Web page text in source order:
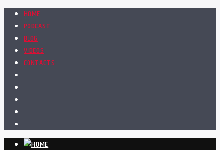
HOME
PODCAST
BLOG
VIDEOS
CONTACTS